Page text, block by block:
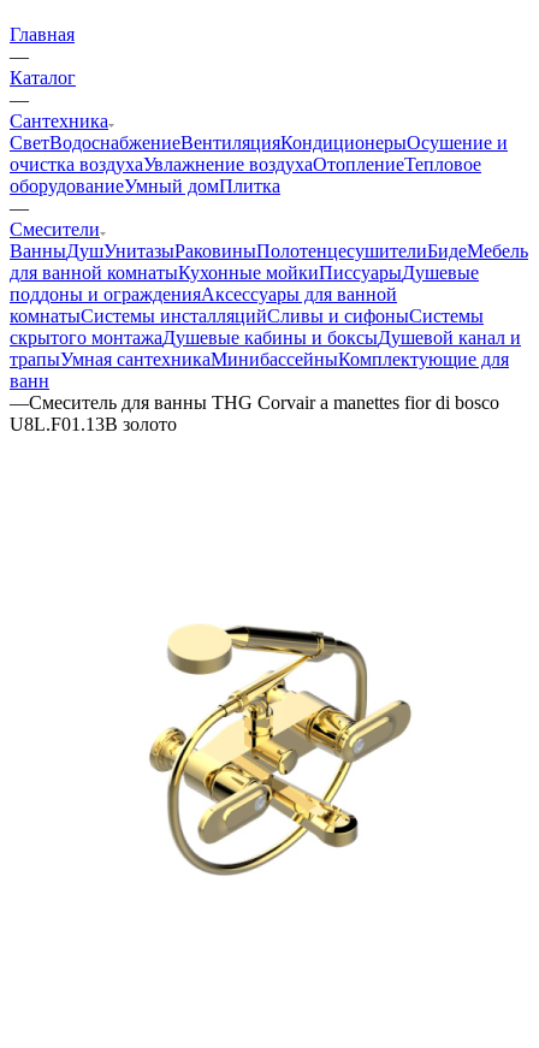
Главная
—
Каталог
—
Сантехника
СветВодоснабжениеВентиляцияКондиционерыОсушение и
очистка воздухаУвлажнение воздухаОтоплениеТепловое
оборудованиеУмный домПлитка
—
Смесители
ВанныДушУнитазыРаковиныПолотенцесушителиБидеМебель
для ванной комнатыКухонные мойкиПиссуарыДушевые
поддоны и огражденияАксессуары для ванной
комнатыСистемы инсталляцийСливы и сифоныСистемы
скрытого монтажаДушевые кабины и боксыДушевой канал и
трапыУмная сантехникаМинибассейныКомплектующие для
ванн
—Смеситель для ванны THG Corvair a manettes fior di bosco
U8L.F01.13B золото